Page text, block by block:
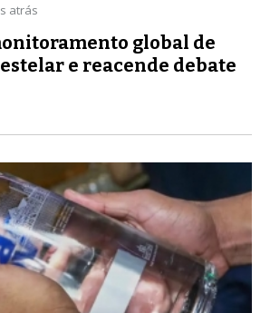
atrás
global de
e reacende debate